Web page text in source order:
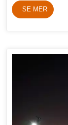
SE MER